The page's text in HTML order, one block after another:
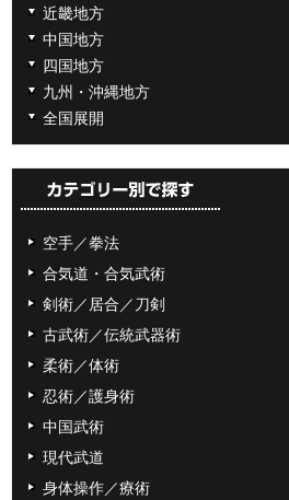
近畿地方
中国地方
四国地方
九州・沖縄地方
全国展開
空手／拳法
合気道・合気武術
剣術／居合／刀剣
古武術／伝統武器術
柔術／体術
忍術／護身術
中国武術
現代武道
身体操作／療術